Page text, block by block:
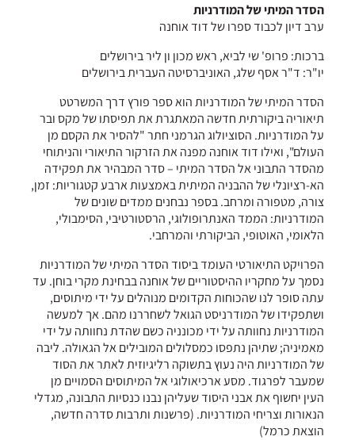
הסדר המיתי של המודרניות
ערב דיון לכבוד ספרו של דוד אוחנה
ברכות: פרופ' שי לביא, ראש מכון ון ליר בירושלים
יו"ר: ד"ר אסף שלג, האוניברסיטה העברית בירושלים
הסדר המיתי של המודרניות הוא ספר פורץ דרך המשרטט
תיאוריה ביקורתית חדשה המאתגרת את תפיסתו של מקס ובר
על המודרניות. הסוציולוג הגרמני חתר "להסיר את הקסם מן
העולם", ואילו דוד אוחנה מפנה את הזרקור התיאורי והניתוחי
מהסדר התבוני אל הסדר המיתי – סדר המבהיר את תפקידה
הא-רציונלי של ההבניה המיתית באמצעות ארבע קטגוריות: זמן,
צורה, מטפורה ומרחב. בספר נבחנים ממדים שונים של
המודרניות: הממד האנתרופולוגי, הרסטורטיבי, הסימבולי,
הלאומי, האוטופי, הביקורתי והמרחבי.
הפרויקט התיאורטי העומד ביסוד הסדר המיתי של המודרניות
נסמך על מחקריו ההיסטוריים של אוחנה בבחינת מקרי בוחן. עד
עתה סופר לנו שהכוחות הקדומים מנוהלים על ידי מיתוסים,
ושתפקידו של המודרניסט הגואל לשחררנו מהם. אך למעשה
המודרניות נחוותה על ידי מכונניה כשם שהדת נחוותה על ידי
מאמיניה; שתיהן נתפסו כמסלולים המובילים אל הגאולה. ליבה
של המודרניות היה נעוץ בתשוקה רליגיוזית לאתר את הסוד
שמעבר לפרגוד. מסע ארכיאולוגי אל המיתוסים הסמויים מן
העין יחשוף את אבני היסוד שעליהן נבנו כנסיות התבונה, מגדלי
הנאורות וצריחי המודרניות. (פרשנות ותרבות סדרה חדשה,
הוצאת כרמל)